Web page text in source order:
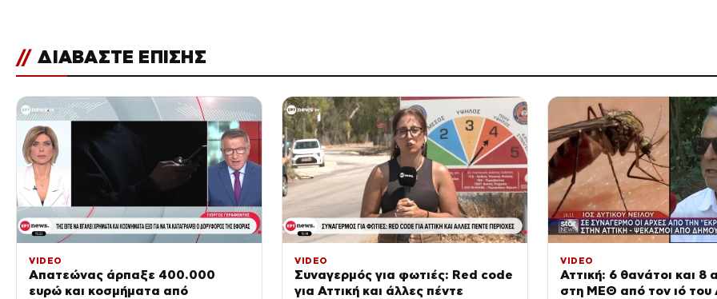
// ΔΙΑΒΑΣΤΕ ΕΠΙΣΗΣ
VIDEO
Απατεώνας άρπαξε 400.000
ευρώ και κοσμήματα από
VIDEO
Συναγερμός για φωτιές: Red code
για Αττική και άλλες πέντε
VIDEO
Αττική: 6 θανάτοι και 8
στη ΜΕΘ από τον ιό του